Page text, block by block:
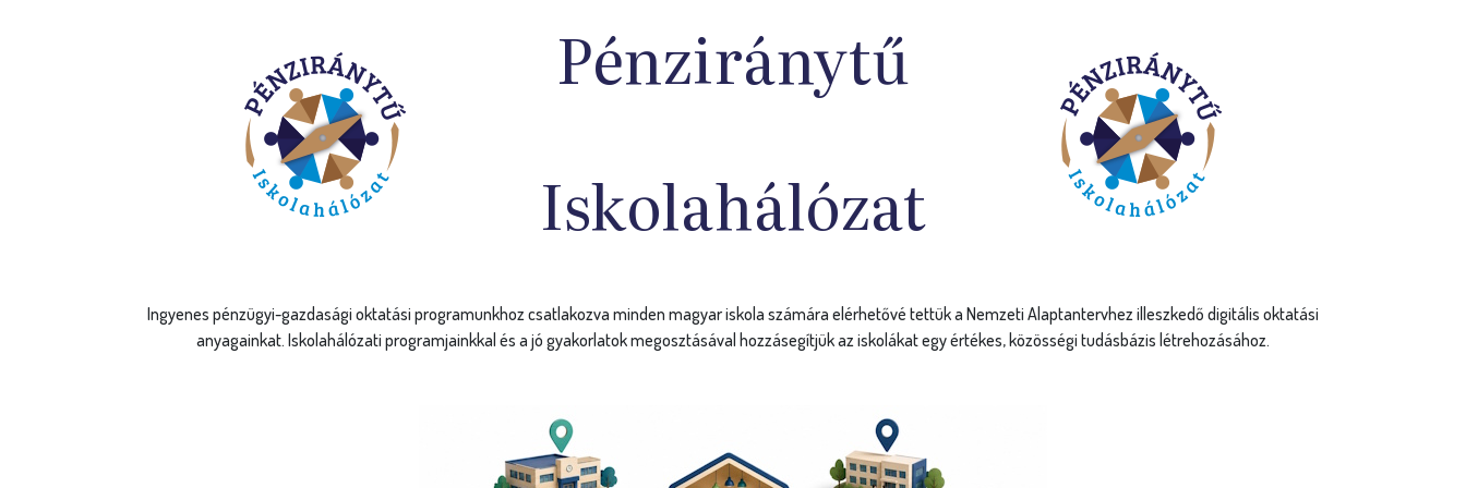
Iskolahálózat
Ingyenes pénzügyi-gazdasági oktatási programunkhoz csatlakozva minden magyar iskola számára elérhetővé tettük a Nemzeti Alaptantervhez illeszkedő digitális oktatási
anyagainkat. Iskolahálózati programjainkkal és a jó gyakorlatok megosztásával hozzásegítjük az iskolákat egy értékes, közösségi tudásbázis létrehozásához.